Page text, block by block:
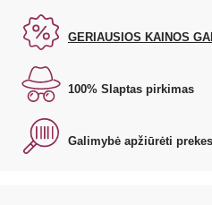
GERIAUSIOS KAINOS
100% Slaptas pirkimas
Galimybė apžiūrėti prekes